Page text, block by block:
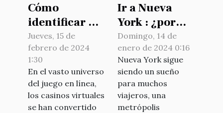
Cómo
identificar un
casino online
seguro en
Chile:
Consejos y
estrategias
Jueves, 15 de
febrero de 2024
1:30
En el vasto universo
del juego en línea,
los casinos virtuales
se han convertido
Ir a Nueva
York : ¿por
qué reservar
su billete con
antelación ?
Domingo, 14 de
enero de 2024 0:16
Nueva York sigue
siendo un sueño
para muchos
viajeros, una
metrópolis